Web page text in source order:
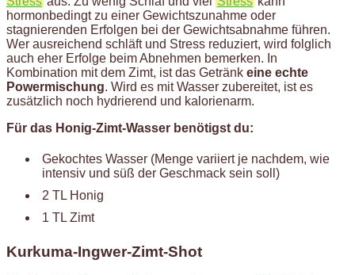
hormonbedingt zu einer Gewichtszunahme oder
stagnierenden Erfolgen bei der Gewichtsabnahme führen.
Wer ausreichend schläft und Stress reduziert, wird folglich
auch eher Erfolge beim Abnehmen bemerken. In
Kombination mit dem Zimt, ist das Getränk eine echte
Powermischung. Wird es mit Wasser zubereitet, ist es
zusätzlich noch hydrierend und kalorienarm.
Für das Honig-Zimt-Wasser benötigst du:
Gekochtes Wasser (Menge variiert je nachdem, wie
intensiv und süß der Geschmack sein soll)
2 TL Honig
1 TL Zimt
Kurkuma-Ingwer-Zimt-Shot